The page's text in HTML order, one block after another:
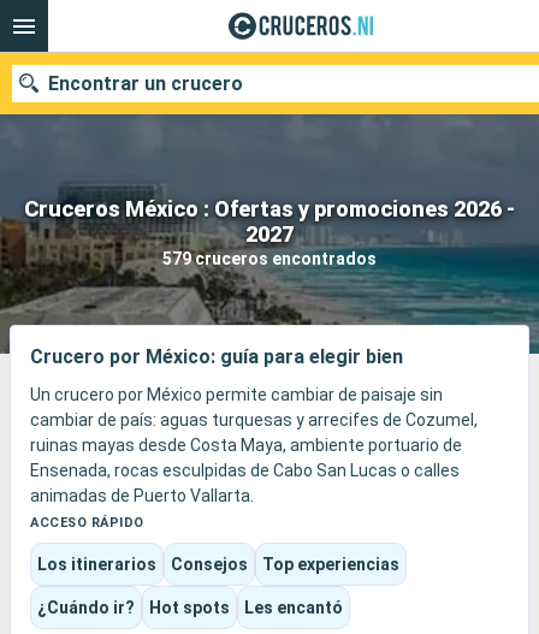
Cruceros México : Ofertas y promociones 2026 -
2027
579 cruceros encontrados
Encontrar un crucero
Nuestros destinos
Fecha de salida
Puertos Compañías
Buscar
Crucero por México: guía para elegir bien
Un crucero por México permite cambiar de paisaje sin
cambiar de país: aguas turquesas y arrecifes de Cozumel,
ruinas mayas desde Costa Maya, ambiente portuario de
Ensenada, rocas esculpidas de Cabo San Lucas o calles
animadas de Puerto Vallarta.
El viaje alterna playas, esnórquel, tacos de pescado, antiguas
ciudades, puertos deportivos, mercados y grandes paisajes
del Pacífico. Según el itinerario elegido, la experiencia puede
ser muy caribeña, más cultural en Yucatán o centrarse
plenamente en la Riviera mexicana y Baja California.
ACCESO RÁPIDO
Los itinerarios Consejos Top experiencias
¿Cuándo ir? Hot spots Les encantó